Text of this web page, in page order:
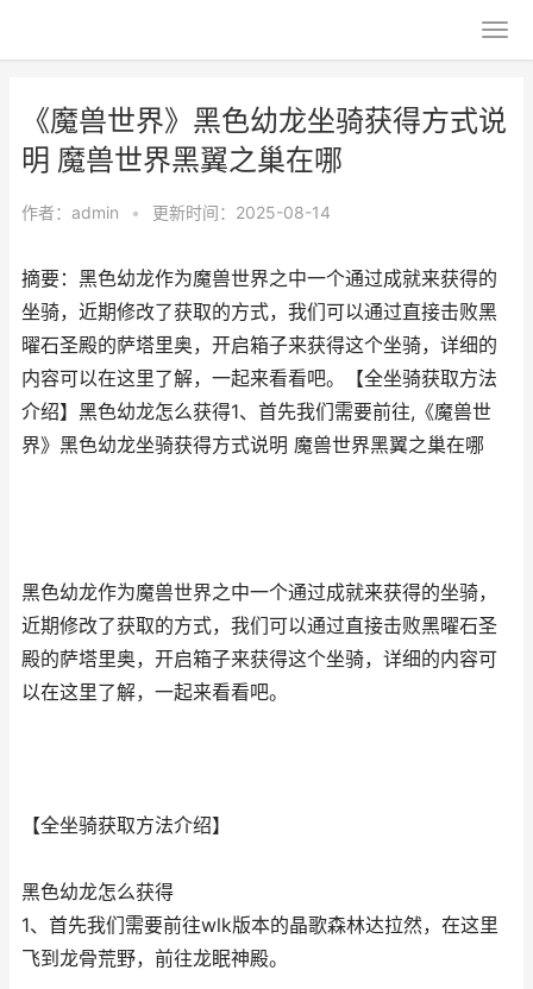
《魔兽世界》黑色幼龙坐骑获得方式说
明 魔兽世界黑翼之巢在哪
作者： admin • 更新时间：2025-08-14
摘要：黑色幼龙作为魔兽世界之中一个通过成就来获得的
坐骑，近期修改了获取的方式，我们可以通过直接击败黑
曜石圣殿的萨塔里奥，开启箱子来获得这个坐骑，详细的
内容可以在这里了解，一起来看看吧。【全坐骑获取方法
介绍】黑色幼龙怎么获得1、首先我们需要前往,《魔兽世
界》黑色幼龙坐骑获得方式说明 魔兽世界黑翼之巢在哪
黑色幼龙作为魔兽世界之中一个通过成就来获得的坐骑，
近期修改了获取的方式，我们可以通过直接击败黑曜石圣
殿的萨塔里奥，开启箱子来获得这个坐骑，详细的内容可
以在这里了解，一起来看看吧。
【全坐骑获取方法介绍】
黑色幼龙怎么获得
1、首先我们需要前往wlk版本的晶歌森林达拉然，在这里
飞到龙骨荒野，前往龙眠神殿。